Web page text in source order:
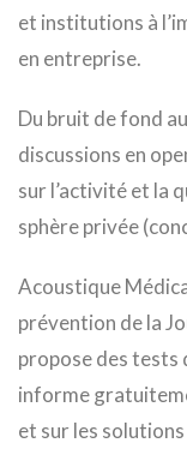
et institutions à
en entreprise.
Du bruit de fond
discussions en
sur l’activité et la
sphère privée
Acoustique
prévention de la
propose des tests
informe
et sur les